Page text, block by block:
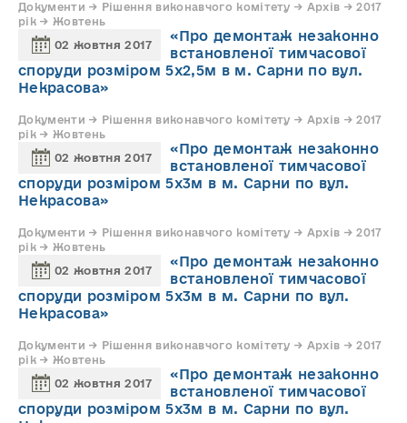
Документи → Рішення виконавчого комітету → Архів → 2017
рік → Жовтень
02 жовтня 2017
«Про демонтаж незаконно
встановленої тимчасової
споруди розміром 5х2,5м в м. Сарни по вул.
Некрасова»
Документи → Рішення виконавчого комітету → Архів → 2017
рік → Жовтень
02 жовтня 2017
«Про демонтаж незаконно
встановленої тимчасової
споруди розміром 5х3м в м. Сарни по вул.
Некрасова»
Документи → Рішення виконавчого комітету → Архів → 2017
рік → Жовтень
02 жовтня 2017
«Про демонтаж незаконно
встановленої тимчасової
споруди розміром 5х3м в м. Сарни по вул.
Некрасова»
Документи → Рішення виконавчого комітету → Архів → 2017
рік → Жовтень
02 жовтня 2017
«Про демонтаж незаконно
встановленої тимчасової
споруди розміром 5х3м в м. Сарни по вул.